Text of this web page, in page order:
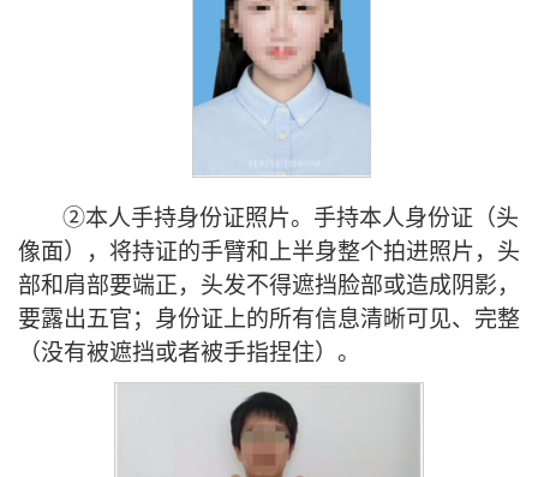
②本人手持身份证照片。手持本人身份证（头
像面），将持证的手臂和上半身整个拍进照片，头
部和肩部要端正，头发不得遮挡脸部或造成阴影，
要露出五官；身份证上的所有信息清晰可见、完整
（没有被遮挡或者被手指捏住）。